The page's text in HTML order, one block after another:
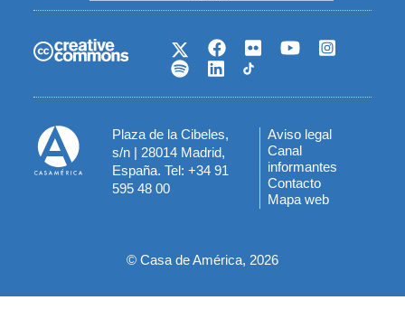
Plaza de la Cibeles,
s/n | 28014 Madrid,
España. Tel: +34 91
595 48 00
Menú
del
pie
Aviso legal
Canal
informantes
Contacto
Mapa web
© Casa de América, 2026